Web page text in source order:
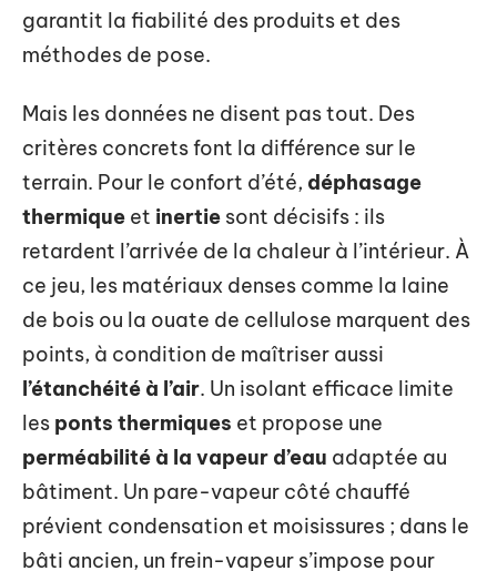
garantit la fiabilité des produits et des
méthodes de pose.
Mais les données ne disent pas tout. Des
critères concrets font la différence sur le
terrain. Pour le confort d’été, déphasage
thermique et inertie sont décisifs : ils
retardent l’arrivée de la chaleur à l’intérieur. À
ce jeu, les matériaux denses comme la laine
de bois ou la ouate de cellulose marquent des
points, à condition de maîtriser aussi
l’étanchéité à l’air. Un isolant efficace limite
les ponts thermiques et propose une
perméabilité à la vapeur d’eau adaptée au
bâtiment. Un pare-vapeur côté chauffé
prévient condensation et moisissures ; dans le
bâti ancien, un frein-vapeur s’impose pour